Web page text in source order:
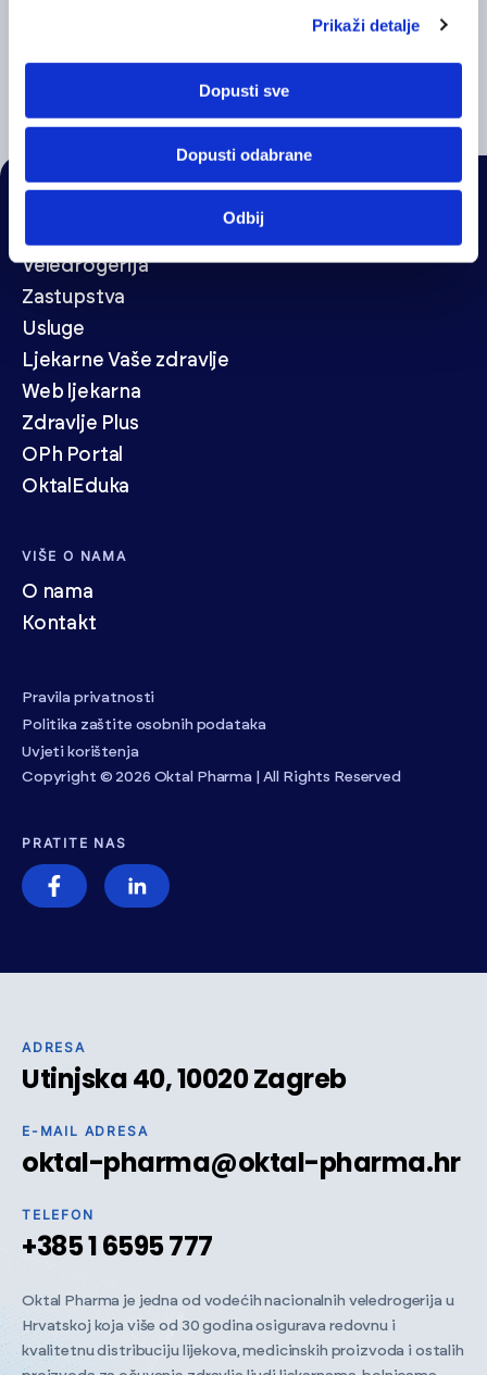
Prikaži detalje
Dopusti sve
Dopusti odabrane
Odbij
Stress free Sleep
ADRESA
Utinjska 40, 10020 Zagreb
E-MAIL ADRESA
oktal-pharma@oktal-pharma.hr
TELEFON
+385 1 6595 777
Oktal Pharma je jedna od vodećih nacionalnih veledrogerija u
Hrvatskoj koja više od 30 godina osigurava redovnu i
kvalitetnu distribuciju lijekova, medicinskih proizvoda i ostalih
Veledrogerija
Zastupstva
Usluge
Ljekarne Vaše zdravlje
Web ljekarna
Zdravlje Plus
OPh Portal
OktalEduka
VIŠE O NAMA
O nama
Kontakt
Pravila privatnosti
Politika zaštite osobnih podataka
Uvjeti korištenja
Copyright © 2026 Oktal Pharma | All Rights Reserved
PRATITE NAS